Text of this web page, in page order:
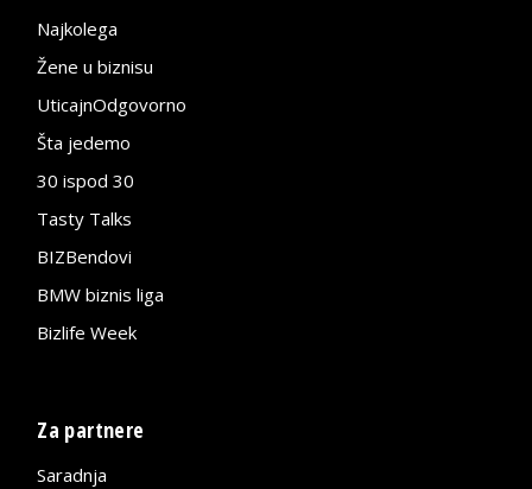
Najkolega
Žene u biznisu
UticajnOdgovorno
Šta jedemo
30 ispod 30
Tasty Talks
BIZBendovi
BMW biznis liga
Bizlife Week
Za partnere
Saradnja